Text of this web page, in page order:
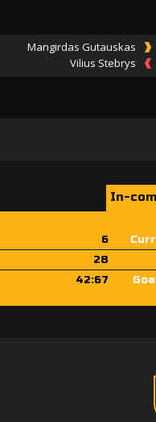
Mangirdas Gutauskas
Vilius Stebrys
In-
6
28
42:67